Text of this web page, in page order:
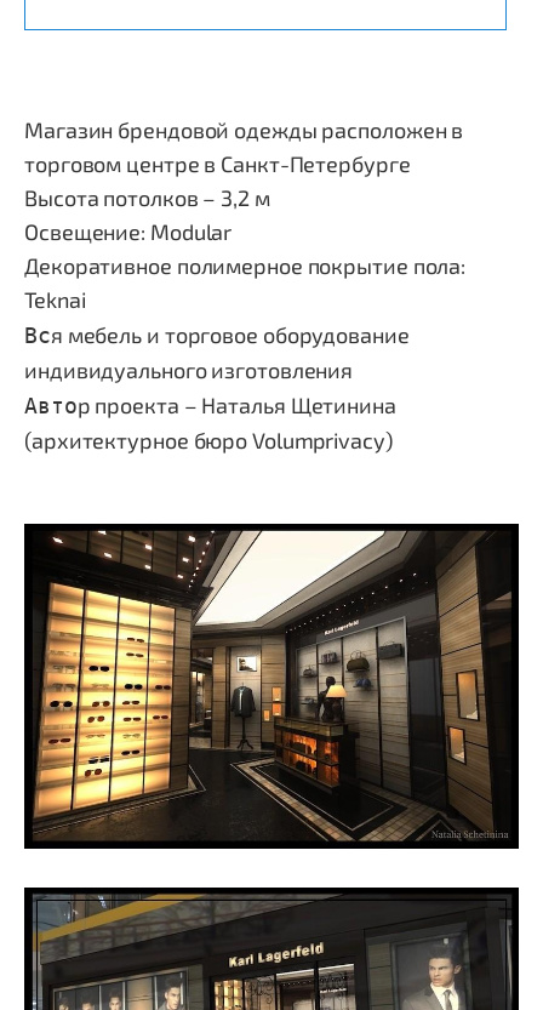
Магазин брендовой одежды расположен в
торговом центре в Санкт-Петербурге
Высота потолков – 3,2 м
Освещение: Modular
Декоративное полимерное покрытие пола:
Teknai
Вся мебель и торговое оборудование
индивидуального изготовления
Автор проекта – Наталья Щетинина
(архитектурное бюро Volumprivacy)